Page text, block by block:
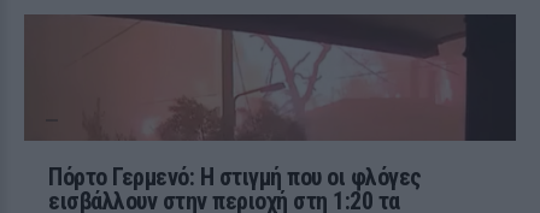
Πόρτο Γερμενό: Η στιγμή που οι φλόγες
εισβάλλουν στην περιοχή στη 1:20 τα